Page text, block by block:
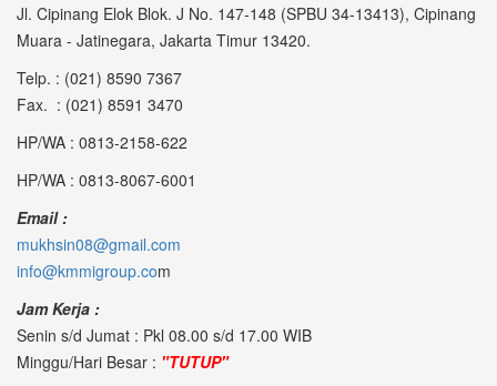
Jl. Cipinang Elok Blok. J No. 147-148 (SPBU 34-13413), Cipinang
Muara - Jatinegara, Jakarta Timur 13420.
Telp. : (021) 8590 7367
Fax. : (021) 8591 3470
HP/WA : 0813-2158-622
HP/WA : 0813-8067-6001
Email :
mukhsin08@gmail.com
info@kmmigroup.com
Jam Kerja :
Senin s/d Jumat : Pkl 08.00 s/d 17.00 WIB
Minggu/Hari Besar : "TUTUP"